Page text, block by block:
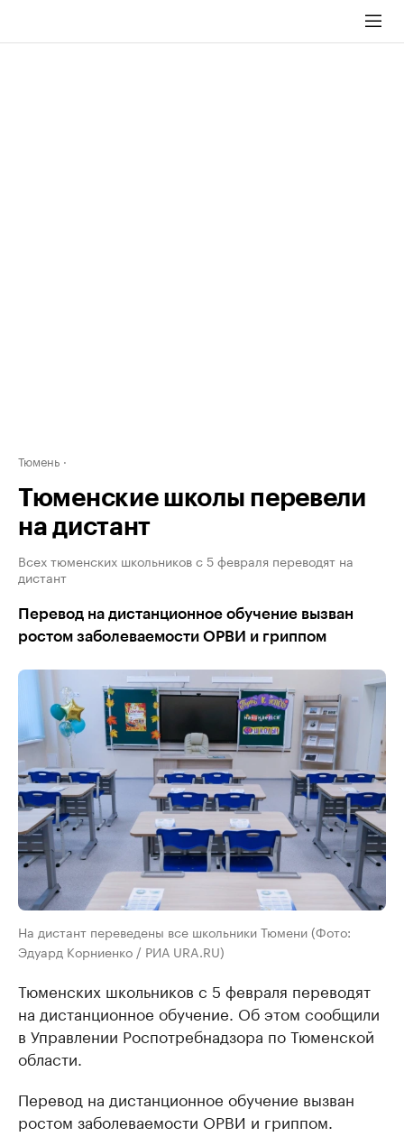
Тюмень
Тюменские школы перевели
на дистант
Всех тюменских школьников с 5 февраля переводят на
дистант
Перевод на дистанционное обучение вызван
ростом заболеваемости ОРВИ и гриппом
На дистант переведены все школьники Тюмени (Фото:
Эдуард Корниенко / РИА URA.RU)
Тюменских школьников с 5 февраля переводят
на дистанционное обучение. Об этом сообщили
в Управлении Роспотребнадзора по Тюменской
области.
Перевод на дистанционное обучение вызван
ростом заболеваемости ОРВИ и гриппом.